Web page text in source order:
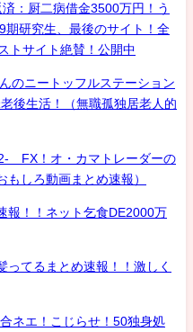
：厨二病借金3500万円！う
期研究生、最後のサイト！全
トサイト絶賛！公開中
のニートッフルステーション
後生活！（無職孤独居老人的
FX！オ・カマトレーダーの
しろ動画まとめ速報）
報！！ネット乞食DE2000万
ってるまとめ速報！！激しく
ネエ！こじらせ！50独身処